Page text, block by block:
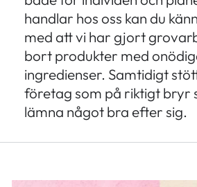
handlar hos oss kan du
med att vi har gjort
bort produkter med
ingredienser. Samtidigt
företag som på riktigt bryr
lämna något bra efter sig.